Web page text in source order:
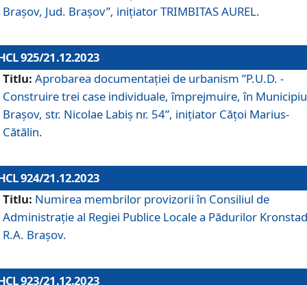
Brașov, Jud. Brașov”, inițiator TRIMBITAS AUREL.
925/21.12.2023
Titlu: Aprobarea documentaţiei de urbanism ”P.U.D. -
Construire trei case individuale, împrejmuire, în
Brașov, str. Nicolae Labiș nr. 54”, inițiator Cățoi Marius-
Cătălin.
924/21.12.2023
Titlu: Numirea membrilor provizorii în Consiliul de
Administraţie al Regiei Publice Locale a Pădurilor
R.A. Brașov.
923/21.12.2023